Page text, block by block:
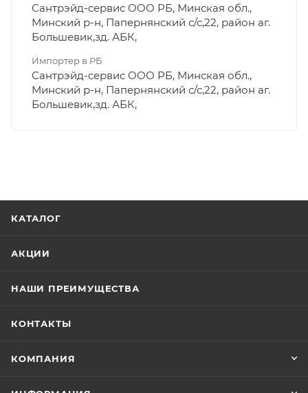
Сантрэйд-сервис ООО РБ, Минская обл.,
Минский р-н, Папернянский с/с,22, район аг.
Большевик,зд. АБК,
Импортер в РБ
Сантрэйд-сервис ООО РБ, Минская обл.,
Минский р-н, Папернянский с/с,22, район аг.
Большевик,зд. АБК,
КАТАЛОГ
АКЦИИ
НАШИ ПРЕИМУЩЕСТВА
КОНТАКТЫ
КОМПАНИЯ